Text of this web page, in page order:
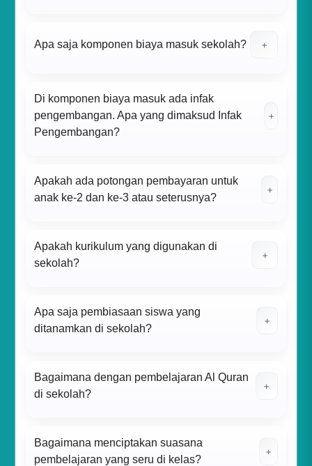
Apa saja komponen biaya masuk sekolah? +
Di komponen biaya masuk ada infak
pengembangan. Apa yang dimaksud Infak
Pengembangan?
+
Apakah ada potongan pembayaran untuk
anak ke-2 dan ke-3 atau seterusnya?
+
Apakah kurikulum yang digunakan di
sekolah?
+
Apa saja pembiasaan siswa yang
ditanamkan di sekolah?
+
Bagaimana dengan pembelajaran Al Quran
di sekolah?
+
Bagaimana menciptakan suasana
pembelajaran yang seru di kelas?
+